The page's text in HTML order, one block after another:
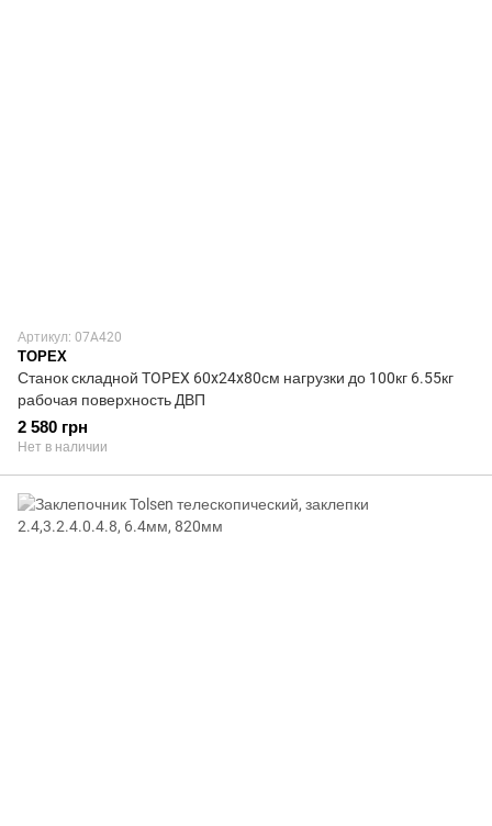
Артикул: 07A420
TOPEX
Станок складной TOPEX 60x24x80см нагрузки до 100кг 6.55кг
рабочая поверхность ДВП
2 580 грн
Нет в наличии